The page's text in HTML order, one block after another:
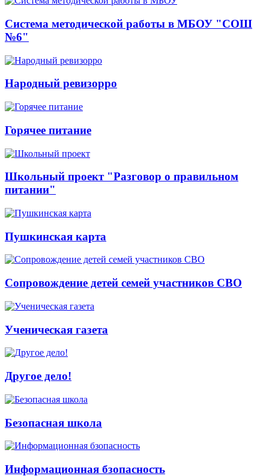
Система методической работы в МБОУ "СОШ
№6"
Народный ревизорро
Горячее питание
Школьный проект "Разговор о правильном
питании"
Пушкинская карта
Сопровождение детей семей участников СВО
Ученическая газета
Другое дело!
Безопасная школа
Информационная бзопасность